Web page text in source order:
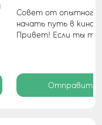
Совет от опытного
начать путь в кино и
Привет! Если ты
Отправить